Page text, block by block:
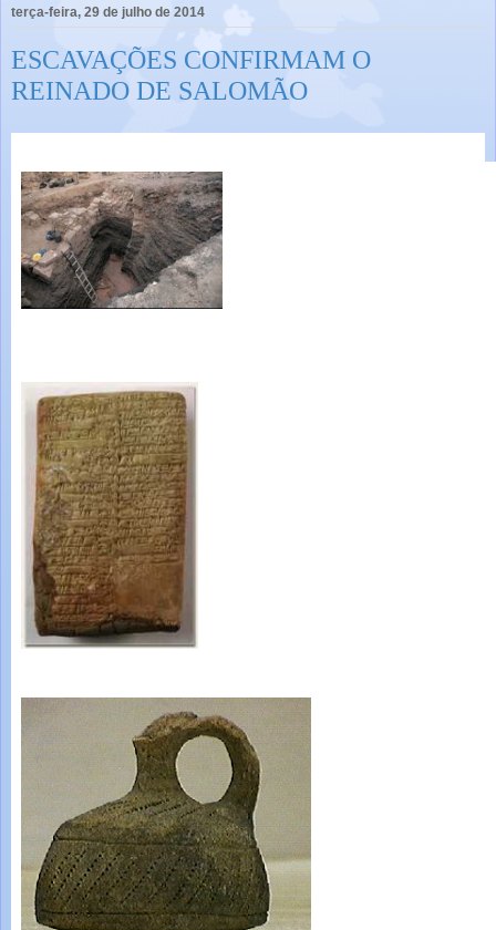
terça-feira, 29 de julho de 2014
ESCAVAÇÕES CONFIRMAM O
REINADO DE SALOMÃO